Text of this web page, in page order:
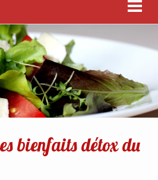
bienfaits détox du